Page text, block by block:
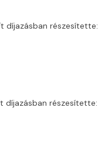
díjazásban részesítette:
díjazásban részesítette: